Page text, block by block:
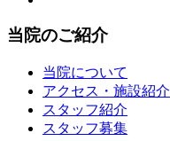
当院のご紹介
当院について
アクセス・施設紹介
スタッフ紹介
スタッフ募集